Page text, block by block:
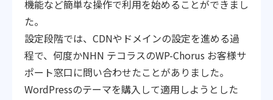
機能など簡単な操作で利用を始めることができまし
た。
設定段階では、CDNやドメインの設定を進める過
程で、何度かNHN テコラスのWP-Chorus お客様サ
ポート窓口に問い合わせたことがありました。
WordPressのテーマを購入して適用しようとした